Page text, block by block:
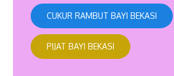
CUKUR RAMBUT BAYI BEKASI
PIJAT BAYI BEKASI